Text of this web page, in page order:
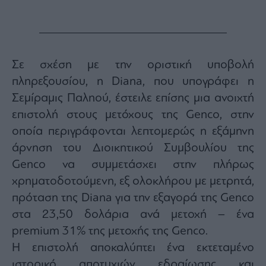
Mononews100
Εγγραφείτε
Newsletter
του
mononews.gr
By
submitting
your
Σε σχέση με την οριστική υποβολή
πληρεξουσίου, η Diana, που υπογράφει η
Σεμίραμις Παληού, έστειλε επίσης μια ανοιχτή
επιστολή στους μετόχους της Genco, στην
οποία περιγράφονται λεπτομερώς η εξάμηνη
άρνηση του Διοικητικού Συμβουλίου της
Genco να συμμετάσχει στην πλήρως
χρηματοδοτούμενη, εξ ολοκλήρου με μετρητά,
πρόταση της Diana για την εξαγορά της Genco
στα 23,50 δολάρια ανά μετοχή – ένα
premium 31% της μετοχής της Genco.
Η επιστολή αποκαλύπτει ένα εκτεταμένο